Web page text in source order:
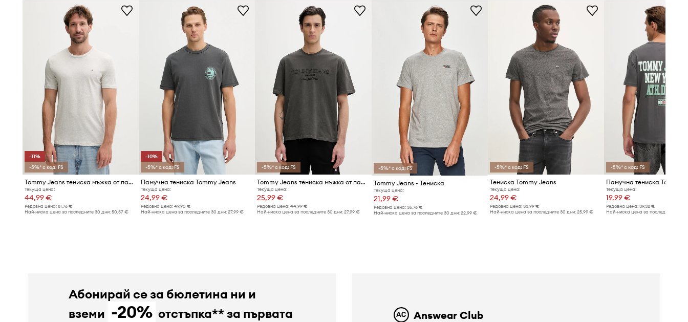
-11%
-5%* с код: FS
Tommy Jeans тениска мъжка от памук 3 броя
Текуща цена:
44,99 €
Редовна цена: 81,76 €
Най-ниска цена за последните 30 дни: 50,57 €
-10%
-5%* с код: FS
Памучна тениска Tommy Jeans
Текуща цена:
24,99 €
Редовна цена:49,90 €
Най-ниска цена за последните 30 дни:27,99 €
-5%* с код: FS
Tommy Jeans тениска мъжка от памук
Текуща цена:
25,99 €
Редовна цена: 44,99 €
Най-ниска цена за последните 30 дни: 27,99 €
-5%* с код: FS
Tommy Jeans - Тениска
Текуща цена:
21,99 €
Редовна цена: 36,76 €
Най-ниска цена за последните 30 дни: 22,99 €
-5%* с код: FS
Тениска Tommy Jeans
Текуща цена:
24,99 €
Редовна цена:33,99 €
Най-ниска цена за последните 30 дни:25,99 €
-5%* с код: FS
Памучна тениска Tommy
Текуща цена:
19,99 €
Редовна цена: 39,32 €
Най-ниска цена за последните 30
Абонирай се за бюлетина ни и
вземи -20% отстъпка** за първата Answear Club